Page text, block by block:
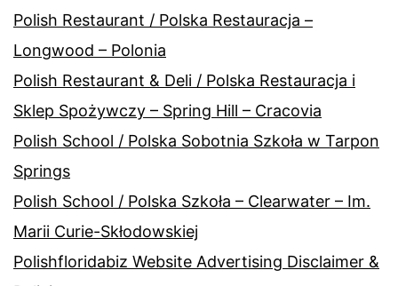
Polish Restaurant / Polska Restauracja –
Longwood – Polonia
Polish Restaurant & Deli / Polska Restauracja i
Sklep Spożywczy – Spring Hill – Cracovia
Polish School / Polska Sobotnia Szkoła w Tarpon
Springs
Polish School / Polska Szkoła – Clearwater – Im.
Marii Curie-Skłodowskiej
Polishfloridabiz Website Advertising Disclaimer &